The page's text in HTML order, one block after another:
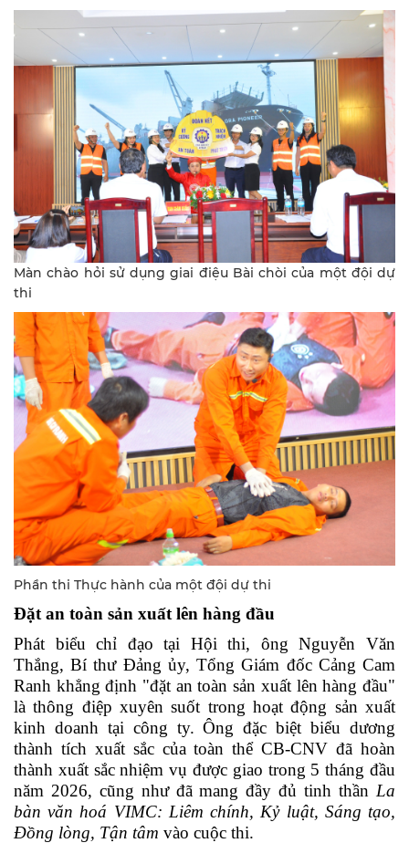
Màn chào hỏi sử dụng giai điệu Bài chòi của một đội dự
thi
Phần thi Thực hành của một đội dự thi
Đặt an toàn sản xuất lên hàng đầu
Phát biểu chỉ đạo tại Hội thi, ông Nguyễn Văn
Thắng, Bí thư Đảng ủy, Tổng Giám đốc Cảng Cam
Ranh khẳng định "đặt an toàn sản xuất lên hàng đầu"
là thông điệp xuyên suốt trong hoạt động sản xuất
kinh doanh tại công ty. Ông đặc biệt biểu dương
thành tích xuất sắc của toàn thể CB-CNV đã hoàn
thành xuất sắc nhiệm vụ được giao trong 5 tháng đầu
năm 2026, cũng như đã mang đầy đủ tinh thần La
bàn văn hoá VIMC: Liêm chính, Kỷ luật, Sáng tạo,
Đồng lòng, Tận tâm vào cuộc thi.